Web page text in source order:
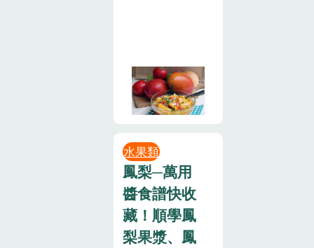
水果類
鳳梨─萬用
醬食譜快收
藏！順學鳳
梨果漿、鳳